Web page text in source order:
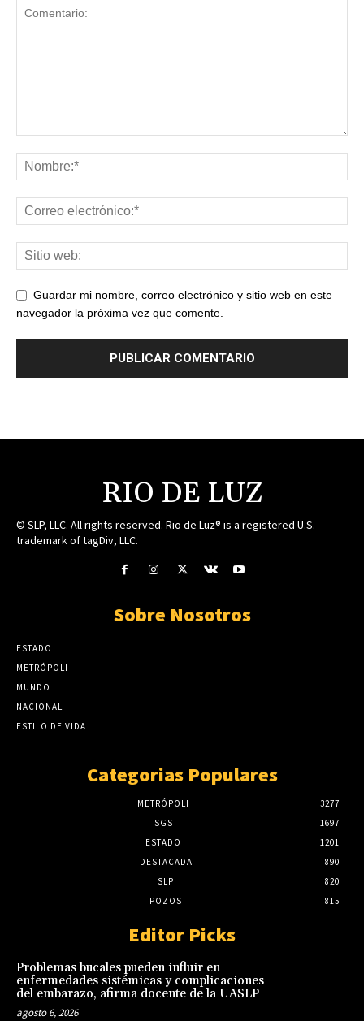
Guardar mi nombre, correo electrónico y sitio web en este
navegador la próxima vez que comente.
RIO DE LUZ
© SLP, LLC. All rights reserved. Rio de Luz® is a registered U.S.
trademark of tagDiv, LLC.
Sobre Nosotros
ESTADO
METRÓPOLI
MUNDO
NACIONAL
ESTILO DE VIDA
Categorias Populares
METRÓPOLI
3277
SGS
1697
ESTADO
1201
DESTACADA
890
SLP
820
POZOS
815
Editor Picks
Problemas bucales pueden influir en
enfermedades sistémicas y complicaciones
del embarazo, afirma docente de la UASLP
agosto 6, 2026